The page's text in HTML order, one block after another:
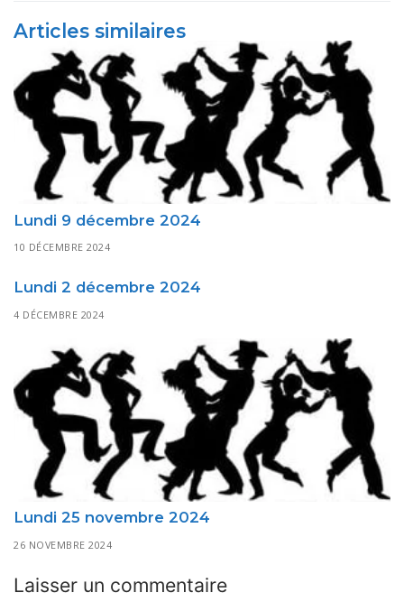
Articles similaires
Lundi 9 décembre 2024
10 DÉCEMBRE 2024
Lundi 2 décembre 2024
4 DÉCEMBRE 2024
Lundi 25 novembre 2024
26 NOVEMBRE 2024
Laisser un commentaire